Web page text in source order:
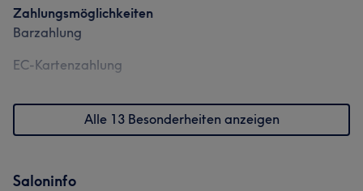
Zahlungsmöglichkeiten
Barzahlung
EC-Kartenzahlung
Alle 13 Besonderheiten anzeigen
Saloninfo